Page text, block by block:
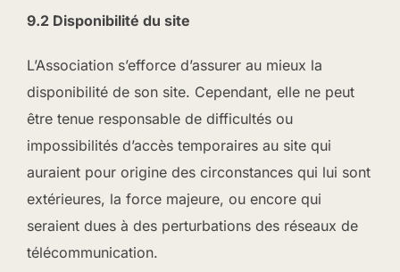
9.2 Disponibilité du site
L’Association s’efforce d’assurer au mieux la
disponibilité de son site. Cependant, elle ne peut
être tenue responsable de difficultés ou
impossibilités d’accès temporaires au site qui
auraient pour origine des circonstances qui lui sont
extérieures, la force majeure, ou encore qui
seraient dues à des perturbations des réseaux de
télécommunication.